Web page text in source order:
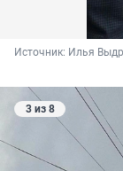
Источник: Илья
3 из 8